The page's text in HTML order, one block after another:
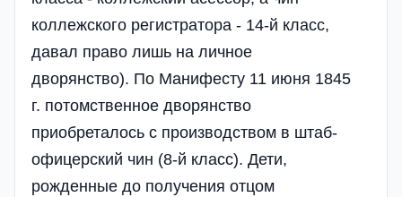
коллежского регистратора - 14-й класс,
давал право лишь на личное
дворянство). По Манифесту 11 июня 1845
г. потомственное дворянство
приобреталось с производством в штаб-
офицерский чин (8-й класс). Дети,
рожденные до получения отцом